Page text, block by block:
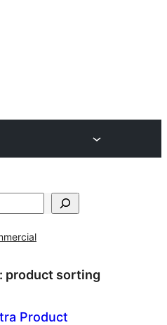
product sorting
Product